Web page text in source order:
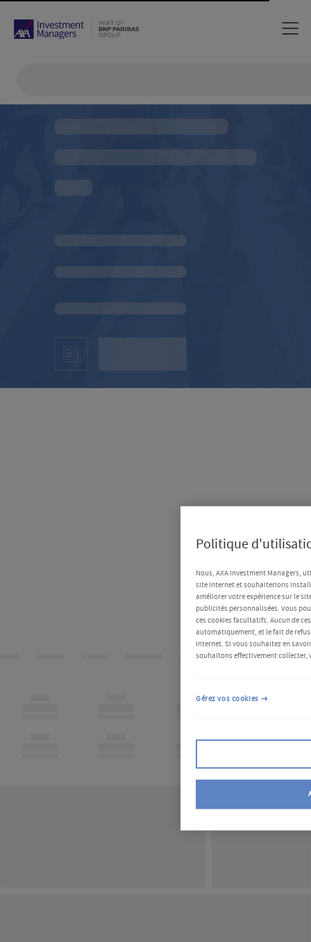
Politique
Nous, AXA Investment Managers,
site Internet et souhaiterions
améliorer votre expérience sur le
publicités personnalisées. Vous
ces cookies facultatifs. Aucun de
automatiquement, et le fait de
Internet. Si vous souhaitez en
souhaitons effectivement collecter,
Gérez vos cookies